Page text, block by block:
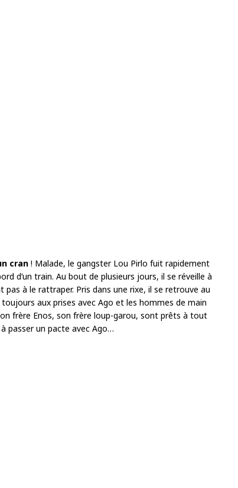
cran ! Malade, le gangster Lou Pirlo fuit rapidement
d’un train. Au bout de plusieurs jours, il se réveille à
à le rattraper. Pris dans une rixe, il se retrouve au
aux prises avec Ago et les hommes de main
frère Enos, son frère loup-garou, sont prêts à tout
passer un pacte avec Ago…